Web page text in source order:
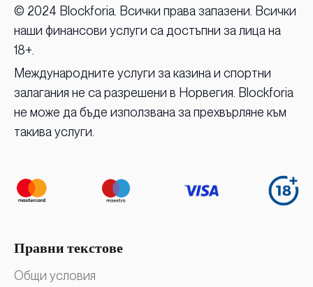
© 2024 Blockforia. Всички права запазени. Всички
наши финансови услуги са достъпни за лица на
18+.
Международните услуги за казина и спортни
залагания не са разрешени в Норвегия. Blockforia
не може да бъде използвана за прехвърляне към
такива услуги.
Правни текстове
Общи условия